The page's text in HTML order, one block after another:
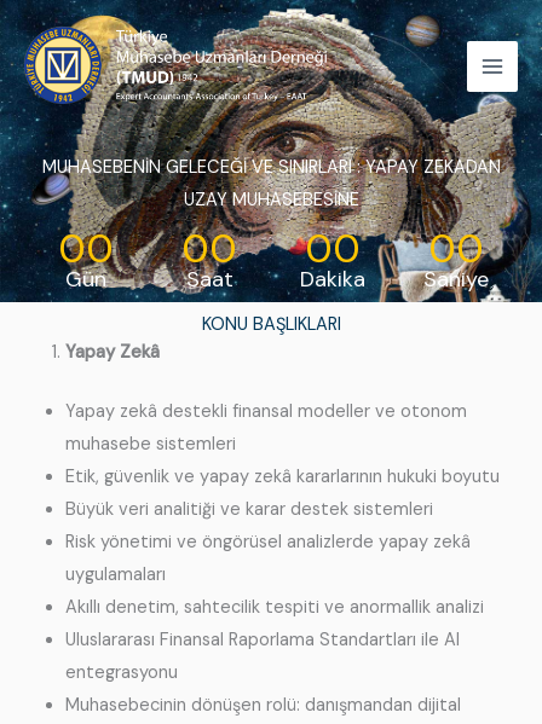
İçeriğe
atla
MUHASEBENİN GELECEĞİ VE SINIRLARI : YAPAY ZEKADAN
UZAY MUHASEBESİNE
00
Gün
00
Saat
00
Dakika
00
Saniye
KONU BAŞLIKLARI
Yapay Zekâ
Yapay zekâ destekli finansal modeller ve otonom
muhasebe sistemleri
Etik, güvenlik ve yapay zekâ kararlarının hukuki boyutu
Büyük veri analitiği ve karar destek sistemleri
Risk yönetimi ve öngörüsel analizlerde yapay zekâ
uygulamaları
Akıllı denetim, sahtecilik tespiti ve anormallik analizi
Uluslararası Finansal Raporlama Standartları ile AI
entegrasyonu
Muhasebecinin dönüşen rolü: danışmandan dijital